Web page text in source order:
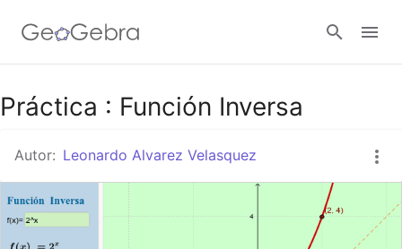
Google Classroom
GeoGebra Classroom
Abrir sesión
Práctica : Función Inversa
Autor: Leonardo Alvarez Velasquez